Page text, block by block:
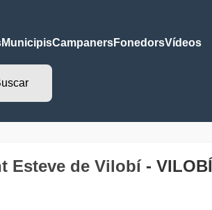
MunicipisCampanersFonedorsVídeos
Esteve de Vilobí- VILOBÍ